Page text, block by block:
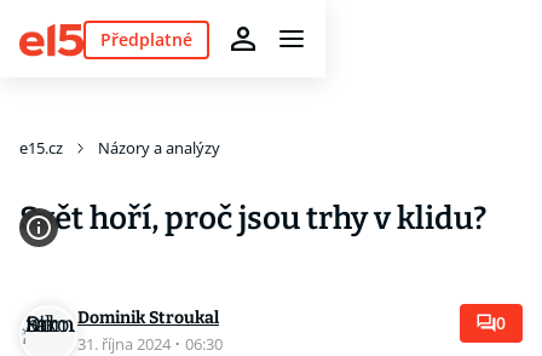
Předplatné
e15.cz Názory a analýzy
Svět hoří, proč jsou trhy v klidu?
Dominik Stroukal
31. října 2024 · 06:30
0